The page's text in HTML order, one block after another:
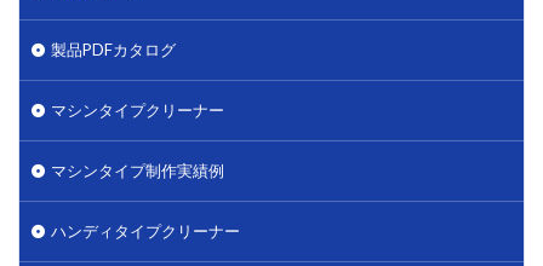
製品PDFカタログ
マシンタイプクリーナー
マシンタイプ制作実績例
ハンディタイプクリーナー